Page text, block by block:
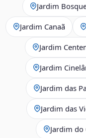
Jardim
Jardim Canaã
Jardim
Jardim
Jardim das
Jardim das
Jardim do